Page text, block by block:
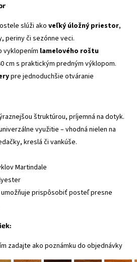
slúži ako veľký úložný priestor,
periny či sezónne veci.
vyklopením lamelového roštu
cm s praktickým predným výklopom.
pre jednoduchšie otváranie
štruktúrou, príjemná na dotyk.
využitie – vhodná nielen na
kreslá či vankúše.
Martindale
prispôsobiť posteľ presne
zadajte ako poznámku do objednávky